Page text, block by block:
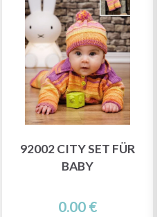
92002 CITY SET FÜR
BABY
0.00 €